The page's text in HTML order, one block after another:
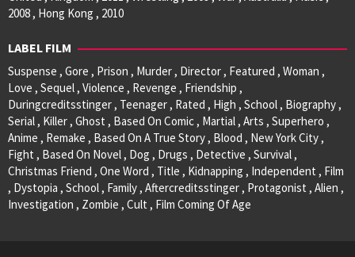
2008 , Hong Kong , 2010
LABEL FILM
Suspense , Gore , Prison , Murder , Director , Featured , Woman ,
Love , Sequel , Violence , Revenge , Friendship ,
Duringcreditsstinger , Teenager , Rated , High , School , Biography ,
Serial , Killer , Ghost , Based On Comic , Martial , Arts , Superhero ,
Anime , Remake , Based On A True Story , Blood , New York City ,
Fight , Based On Novel , Dog , Drugs , Detective , Survival ,
Christmas Friend , One Word , Title , Kidnapping , Independent , Film
, Dystopia , School , Family , Aftercreditsstinger , Protagonist , Alien ,
Investigation , Zombie , Cult , Film Coming Of Age